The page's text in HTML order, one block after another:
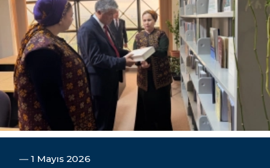
― 1 Mayıs 2026